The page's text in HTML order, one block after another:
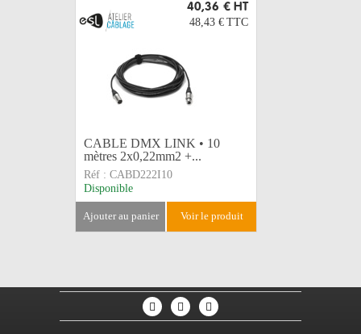
40,36 € HT
48,43 € TTC
CABLE DMX LINK • 10
mètres 2x0,22mm2 +...
Réf : CABD222I10
Disponible
ajouter au panier voir le produit